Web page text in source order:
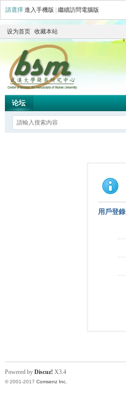
請選擇 進入手機版 繼續訪問電腦版
设为首页 收藏本站
论坛
用戶登錄
Powered by Discuz! X3.4
© 2001-2017 Comsenz Inc.